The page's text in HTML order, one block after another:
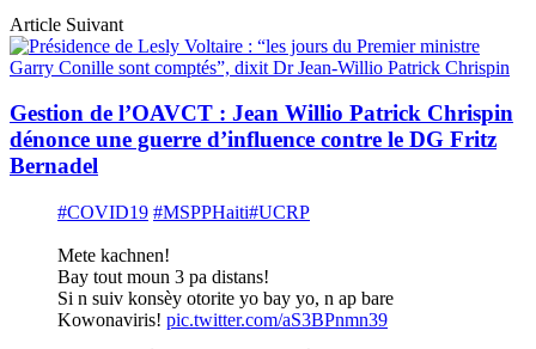
Article Suivant
Gestion de l’OAVCT : Jean Willio Patrick Chrispin
dénonce une guerre d’influence contre le DG Fritz
Bernadel
#COVID19 #MSPPHaiti#UCRP
Mete kachnen!
Bay tout moun 3 pa distans!
Si n suiv konsèy otorite yo bay yo, n ap bare
Kowonaviris! pic.twitter.com/aS3BPnmn39